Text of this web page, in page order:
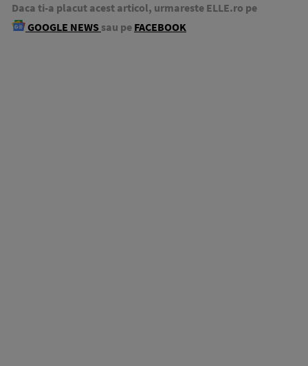
Daca ti-a placut acest articol, urmareste ELLE.ro pe
GOOGLE NEWS sau pe FACEBOOK